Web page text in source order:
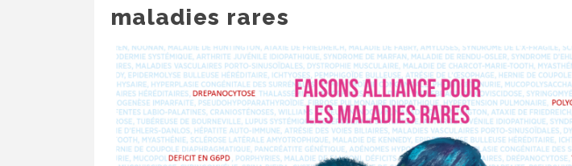
maladies rares